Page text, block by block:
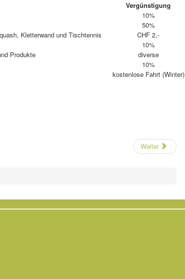
Vergünstigung
10%
50%
Kletterwand und Tischtennis
CHF 2,-
10%
Produkte
diverse
10%
kostenlose Fahrt (Winter)
Weiter